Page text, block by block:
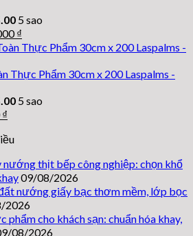
5 sao
₫.
₫
hiện
là:
Thực Phẩm 30cm x 200 Laspalms -
5 sao
₫
tại
59.000 ₫.thịt bếp công nghiệp: chọn khổ
09/08/2026
nướng giấy bạc thơm mềm, lớp bọc
2026
phẩm cho khách sạn: chuẩn hóa khay,
08/2026